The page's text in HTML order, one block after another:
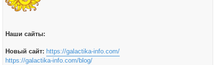
Наши сайты:
Новый сайт: https://galactika-info.com/
https://galactika-info.com/blog/